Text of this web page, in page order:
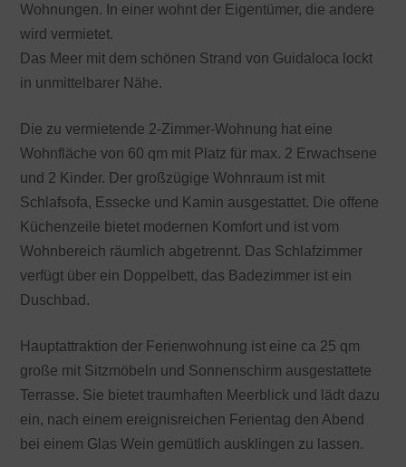
Wohnungen. In einer wohnt der Eigentümer, die andere
wird vermietet.
Das Meer mit dem schönen Strand von Guidaloca lockt
in unmittelbarer Nähe.
Die zu vermietende 2-Zimmer-Wohnung hat eine
Wohnfläche von 60 qm mit Platz für max. 2 Erwachsene
und 2 Kinder. Der großzügige Wohnraum ist mit
Schlafsofa, Essecke und Kamin ausgestattet. Die offene
Küchenzeile bietet modernen Komfort und ist vom
Wohnbereich räumlich abgetrennt. Das Schlafzimmer
verfügt über ein Doppelbett, das Badezimmer ist ein
Duschbad.
Hauptattraktion der Ferienwohnung ist eine ca 25 qm
große mit Sitzmöbeln und Sonnenschirm ausgestattete
Terrasse. Sie bietet traumhaften Meerblick und lädt dazu
ein, nach einem ereignisreichen Ferientag den Abend
bei einem Glas Wein gemütlich ausklingen zu lassen.